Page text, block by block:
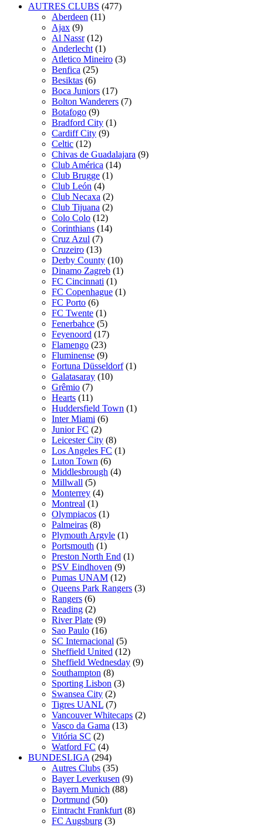
AUTRES CLUBS (477)
Aberdeen (11)
Ajax (9)
Al Nassr (12)
Anderlecht (1)
Atletico Mineiro (3)
Benfica (25)
Besiktas (6)
Boca Juniors (17)
Bolton Wanderers (7)
Botafogo (9)
Bradford City (1)
Cardiff City (9)
Celtic (12)
Chivas de Guadalajara (9)
Club América (14)
Club Brugge (1)
Club León (4)
Club Necaxa (2)
Club Tijuana (2)
Colo Colo (12)
Corinthians (14)
Cruz Azul (7)
Cruzeiro (13)
Derby County (10)
Dinamo Zagreb (1)
FC Cincinnati (1)
FC Copenhague (1)
FC Porto (6)
FC Twente (1)
Fenerbahce (5)
Feyenoord (17)
Flamengo (23)
Fluminense (9)
Fortuna Düsseldorf (1)
Galatasaray (10)
Grêmio (7)
Hearts (11)
Huddersfield Town (1)
Inter Miami (6)
Junior FC (2)
Leicester City (8)
Los Angeles FC (1)
Luton Town (6)
Middlesbrough (4)
Millwall (5)
Monterrey (4)
Montreal (1)
Olympiacos (1)
Palmeiras (8)
Plymouth Argyle (1)
Portsmouth (1)
Preston North End (1)
PSV Eindhoven (9)
Pumas UNAM (12)
Queens Park Rangers (3)
Rangers (6)
Reading (2)
River Plate (9)
Sao Paulo (16)
SC Internacional (5)
Sheffield United (12)
Sheffield Wednesday (9)
Southampton (8)
Sporting Lisbon (3)
Swansea City (2)
Tigres UANL (7)
Vancouver Whitecaps (2)
Vasco da Gama (13)
Vitória SC (2)
Watford FC (4)
BUNDESLIGA (294)
Autres Clubs (35)
Bayer Leverkusen (9)
Bayern Munich (88)
Dortmund (50)
Eintracht Frankfurt (8)
FC Augsburg (3)